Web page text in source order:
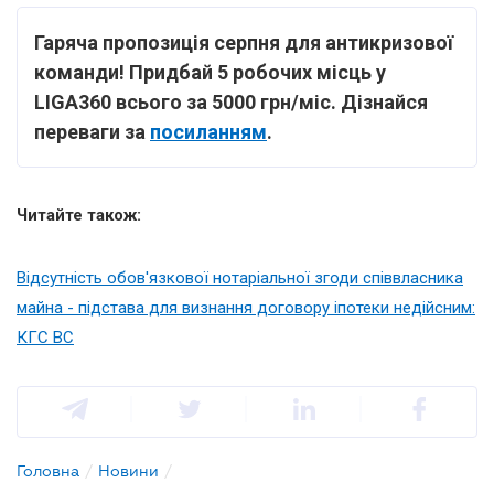
Гаряча пропозиція серпня для антикризової
команди! Придбай 5 робочих місць у
LIGA360 всього за 5000 грн/міс. Дізнайся
переваги за посиланням.
Читайте також:
Відсутність обов'язкової нотаріальної згоди співвласника
майна - підстава для визнання договору іпотеки недійсним:
КГС ВС
Головна / Новини /